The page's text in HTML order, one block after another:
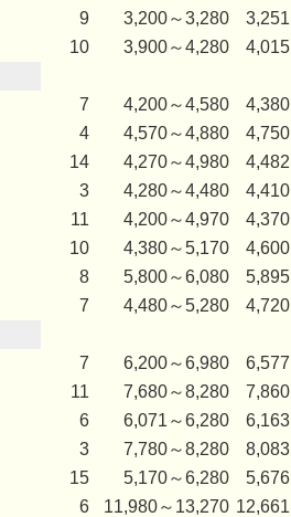
9 3,200～3,280 3,251
10 3,900～4,280 4,015
7 4,200～4,580 4,380
4 4,570～4,880 4,750
14 4,270～4,980 4,482
3 4,280～4,480 4,410
11 4,200～4,970 4,370
10 4,380～5,170 4,600
8 5,800～6,080 5,895
7 4,480～5,280 4,720
7 6,200～6,980 6,577
11 7,680～8,280 7,860
6 6,071～6,280 6,163
3 7,780～8,280 8,083
15 5,170～6,280 5,676
6 11,980～13,270 12,661